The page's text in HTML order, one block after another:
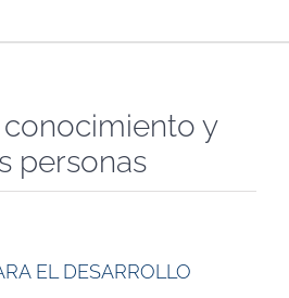
y
personas
EL DESARROLLO